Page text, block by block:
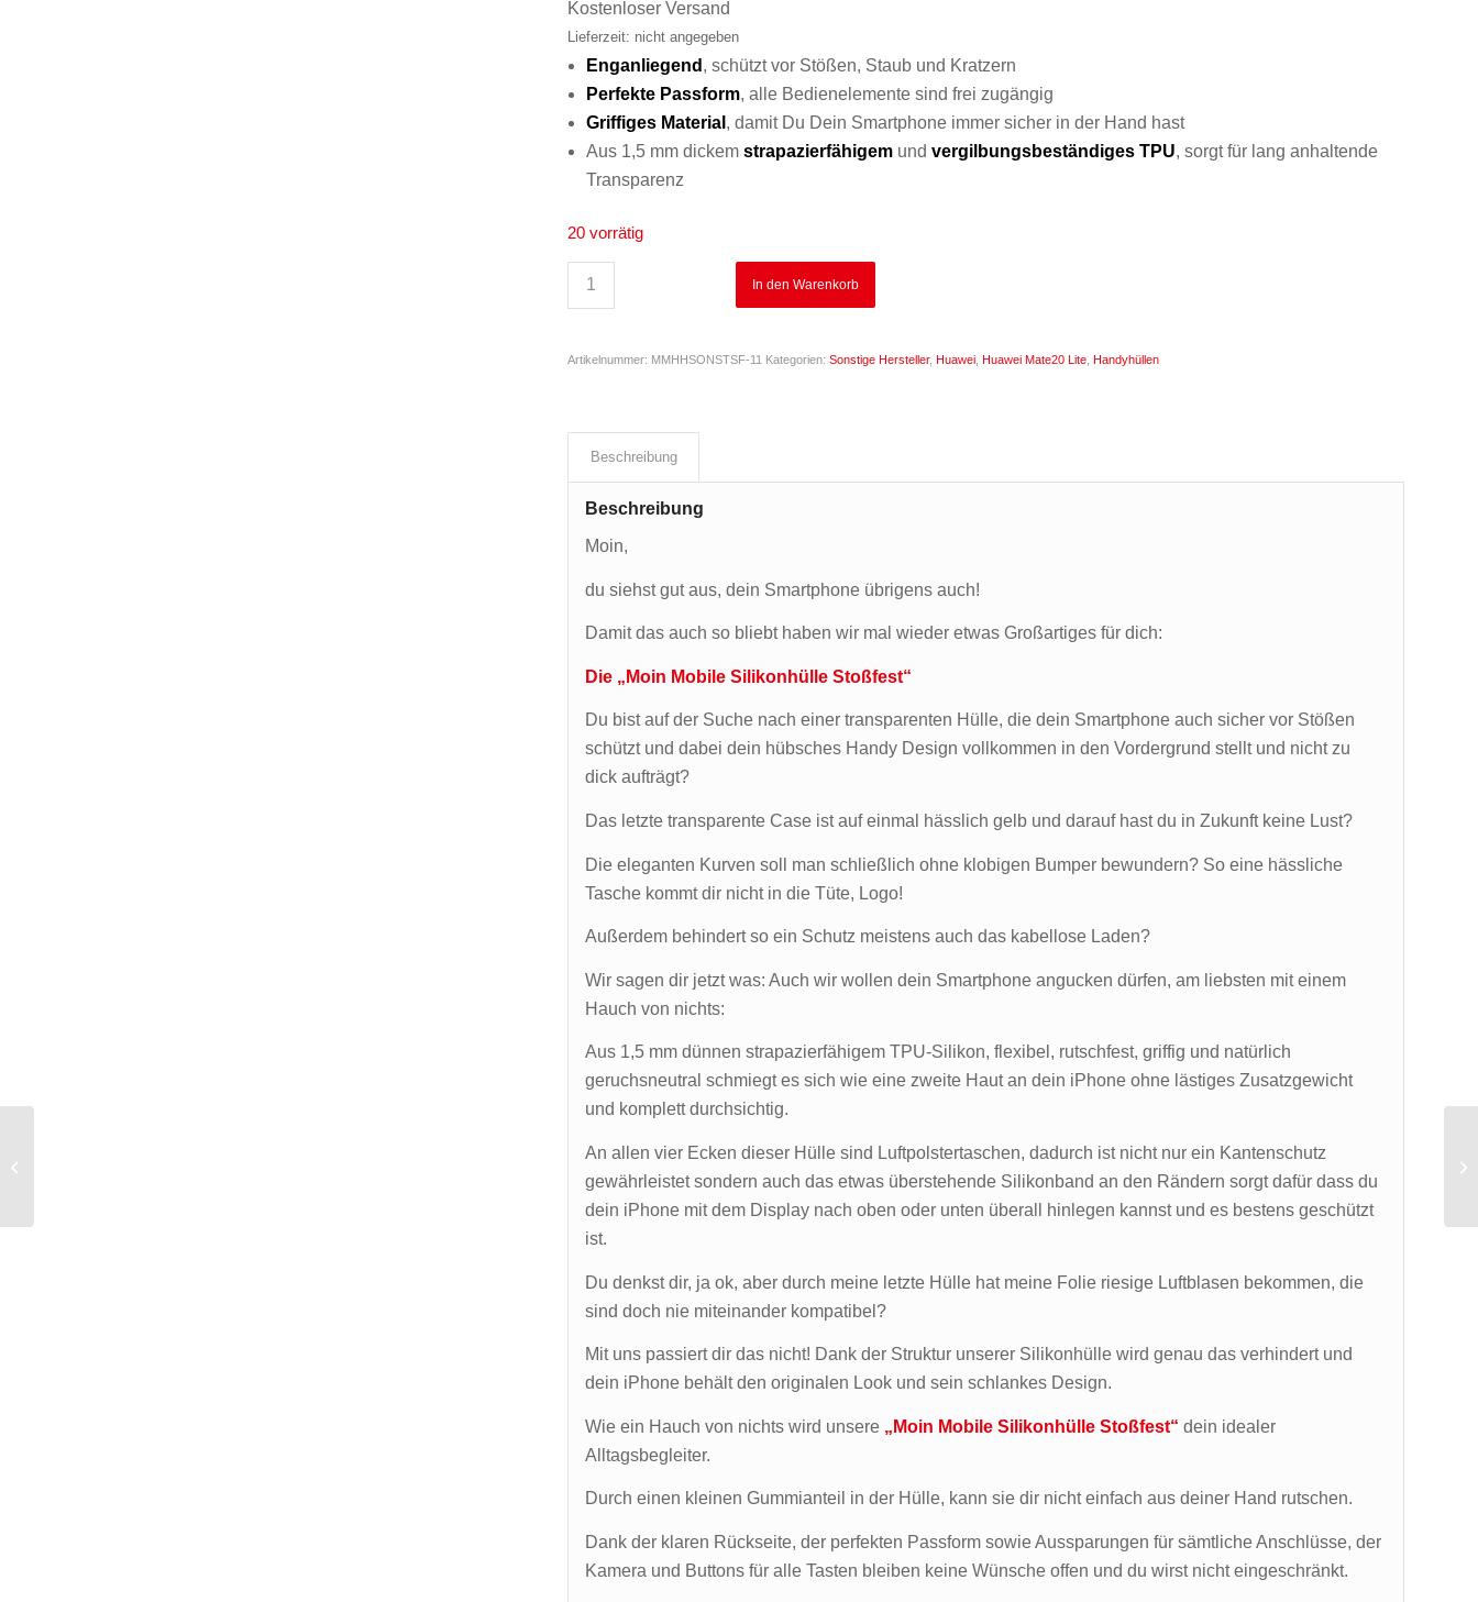
war:
€19,99
ist:
€14,99.
Kostenloser Versand
Lieferzeit: nicht angegeben
Enganliegend , schützt vor Stößen, Staub und Kratzern
Perfekte Passform, alle Bedienelemente sind frei zugängig
Griffiges Material , damit Du Dein Smartphone immer sicher in der Hand hast
Aus 1,5 mm dickemstrapazierfähigem undvergilbungsbeständiges TPU, sorgt für lang anhaltende
Transparenz
20 vorrätig
In den Warenkorb
Artikelnummer: MMHHSONSTSF-11 Kategorien:Sonstige Hersteller,Huawei ,Huawei Mate20 Lite ,Handyhüllen
Beschreibung
Beschreibung
Moin,
du siehst gut aus, dein Smartphone übrigens auch!
Damit das auch so bliebt haben wir mal wieder etwas Großartiges für dich:
Die „Moin Mobile Silikonhülle Stoßfest“
Du bist auf der Suche nach einer transparenten Hülle, die dein Smartphone auch sicher vor Stößen
schützt und dabei dein hübsches Handy Design vollkommen in den Vordergrund stellt und nicht zu
dick aufträgt?
Das letzte transparente Case ist auf einmal hässlich gelb und darauf hast du in Zukunft keine Lust?
Die eleganten Kurven soll man schließlich ohne klobigen Bumper bewundern? So eine hässliche
Tasche kommt dir nicht in die Tüte, Logo!
Außerdem behindert so ein Schutz meistens auch das kabellose Laden?
Wir sagen dir jetzt was: Auch wir wollen dein Smartphone angucken dürfen, am liebsten mit einem
Hauch von nichts:
Aus 1,5 mm dünnen strapazierfähigem TPU-Silikon, flexibel, rutschfest, griffig und natürlich
geruchsneutral schmiegt es sich wie eine zweite Haut an dein iPhone ohne lästiges Zusatzgewicht
und komplett durchsichtig.
An allen vier Ecken dieser Hülle sind Luftpolstertaschen, dadurch ist nicht nur ein Kantenschutz
gewährleistet sondern auch das etwas überstehende Silikonband an den Rändern sorgt dafür dass du
dein iPhone mit dem Display nach oben oder unten überall hinlegen kannst und es bestens geschützt
ist.
Du denkst dir, ja ok, aber durch meine letzte Hülle hat meine Folie riesige Luftblasen bekommen, die
sind doch nie miteinander kompatibel?
Mit uns passiert dir das nicht! Dank der Struktur unserer Silikonhülle wird genau das verhindert und
dein iPhone behält den originalen Look und sein schlankes Design.
Wie ein Hauch von nichts wird unsere „Moin Mobile Silikonhülle Stoßfest“dein idealer
Alltagsbegleiter.
Durch einen kleinen Gummianteil in der Hülle, kann sie dir nicht einfach aus deiner Hand rutschen.
Dank der klaren Rückseite, der perfekten Passform sowie Aussparungen für sämtliche Anschlüsse, der
Kamera und Buttons für alle Tasten bleiben keine Wünsche offen und du wirst nicht eingeschränkt.